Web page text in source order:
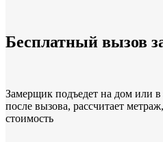
Бесплатный вызов
Замерщик подъедет на дом или в
после вызова, рассчитает
стоимость